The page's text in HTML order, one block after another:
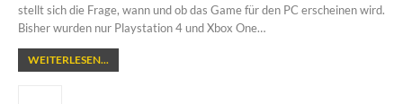
stellt sich die Frage, wann und ob das Game für den PC erscheinen wird.
Bisher wurden nur Playstation 4 und Xbox One…
WEITERLESEN...